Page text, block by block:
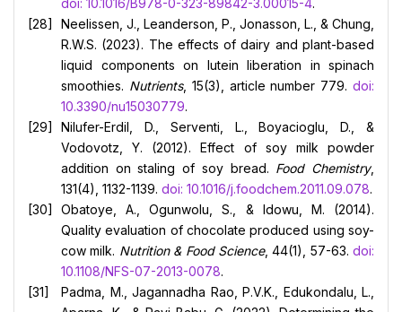
doi: 10.1016/B978-0-323-89842-3.00015-4.
Neelissen, J., Leanderson, P., Jonasson, L., & Chung,
R.W.S. (2023). The effects of dairy and plant-based
liquid components on lutein liberation in spinach
smoothies. Nutrients, 15(3), article number 779.doi:
10.3390/nu15030779.
Nilufer-Erdil, D., Serventi, L., Boyacioglu, D., &
Vodovotz, Y. (2012). Effect of soy milk powder
addition on staling of soy bread. Food Chemistry,
131(4), 1132-1139. doi: 10.1016/j.foodchem.2011.09.078.
Obatoye, A., Ogunwolu, S., & Idowu, M. (2014).
Quality evaluation of chocolate produced using soy-
cow milk. Nutrition & Food Science, 44(1), 57-63. doi:
10.1108/NFS-07-2013-0078.
Padma, M., Jagannadha Rao, P.V.K., Edukondalu, L.,